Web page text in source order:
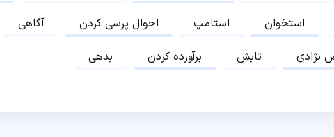
آگاهی احوال پرسی کردن استامپ استخوان
بدهی
برآورده کردن تابش نژادی